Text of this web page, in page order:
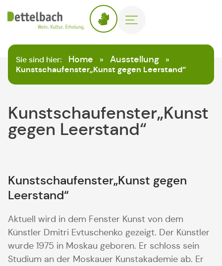
Sie sind hier: Home » Ausstellung
»
Kunstschaufenster„Kunst gegen Leerstand“
Kunstschaufenster„Kunst
gegen Leerstand“
Kunstschaufenster„Kunst gegen
Leerstand“
Aktuell wird in dem Fenster Kunst von dem
Künstler Dmitri Evtuschenko gezeigt. Der Künstler
wurde 1975 in Moskau geboren. Er schloss sein
Studium an der Moskauer Kunstakademie ab. Er